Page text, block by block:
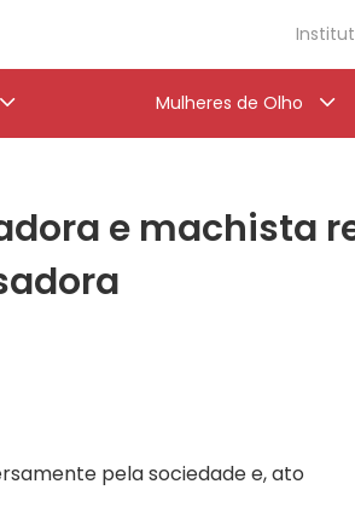
Mulheres de Olho
e machista
pela sociedade e, ato